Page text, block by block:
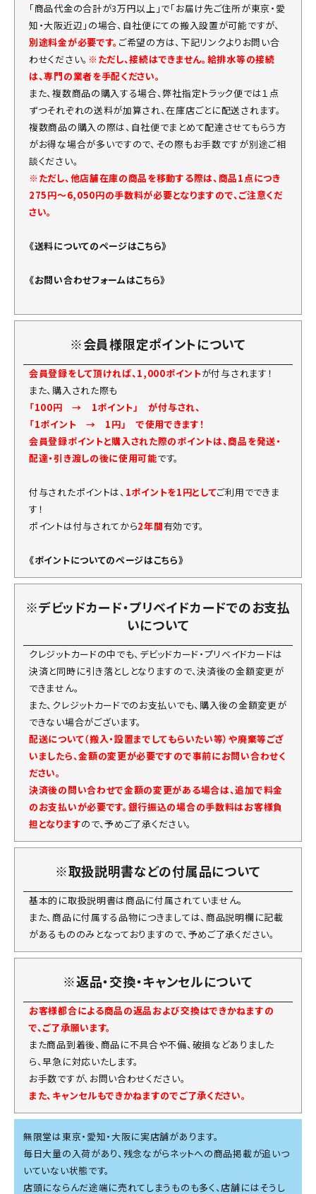
「商品代金の合計が3万円以上」で「お届け先ご住所が東京・愛
知・大阪近辺」の場合、自社便にての搬入設置が可能ですが、
別途料金が必要です。 ご希望の方は、下記リンクよりお問い合
わせください。 ※ただし、接続はできません。給排水等の接続
は、専門の業者を手配ください。
また、複数商品の購入する場合、弊社指定トラック便では１点
ずつそれぞれの送料が加算され、在庫店ごとに配送されます。
複数商品の購入の際は、自社便でまとめて配達させてもらう方
がお得な場合が多いですので、その際もお手数ですが別途ご相
談ください。
※ただし、他店舗在庫の商品を移動する際は、商品1点につき
275円～6,050円の手数料が必要となりますので、ご注意くだ
さい。
《送料についてのページはこちら》
《お問い合わせフォームはこちら》
※会員様限定ポイントについて
会員登録をして頂ければ、1,000ポイントが付与されます！
また、購入された際も
「100円 → 1ポイント」 が付与され、
「1ポイント → 1円」 で使用できます！
会員登録ポイントと購入された際のポイントは、商品を発送・
配達・引き渡しの後に使用可能です。
付与されたポイントは、 1ポイントを1円としてご利用でできま
す！
ポイントは付与されてから2年間有効です。
《ポイントについてのページはこちら》
※デビッドカード・プリベイドカードでのお支払
いについて
クレジットカードの中でも、デビッドカード・プリベイドカードは
決済と同時に引き落としとなりますので、決済後の金額変更が
できません。
また、クレジットカードでのお支払いでも、購入後の金額変更が
できない場合がございます。
配送について（搬入・設置までしてもらいたい等）や廃棄等ござ
いましたら、金額の変更が必要ですので事前にお問い合わせく
ださい。
決済後の問い合わせで金額の変更がある場合は、追加で料金
のお支払いが必要です。銀行振込の場合の手数料はお客様負
担となりますので、予めご了承ください。
※取扱説明書などの付属品について
基本的に取扱説明書は商品に付属されていません。
また、商品に付属する品物につきましては、商品説明欄に記載
があるもののみとなっておりますので、予めご了承ください。
※返品・交換・キャンセルについて
お客様都合による商品の返品および交換はできかねますの
で、ご了承願います。
また商品到着後、商品に不具合や不備、破損などありました
ら、早急に対応いたします。
お手数ですが、お問い合わせください。
また、キャンセルもできかねますのでご了承ください。
無限堂は東京・愛知・大阪に実店舗があります。
毎日大量の入荷があり、残念ながらネットへの商品掲載が追いつ
いていない状態です。
店頭にならんだ途端に売れてしまうものも多く、店舗にはそうし